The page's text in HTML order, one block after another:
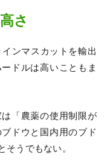
さ
ンマスカットを輸出
ドルは高いこともま
「農薬の使用制限が
ドウと国内用のブド
そうでもない。